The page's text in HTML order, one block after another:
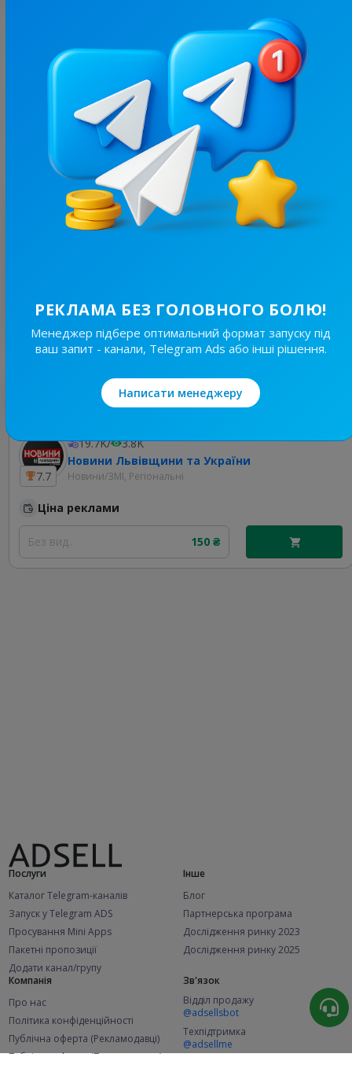
Новини Львівщини та України
Новини/ЗМІ, Регіональні
Ціна реклами
150 ₴
1 / 1 відгук
Показати відповідь власника
Найкращі за темою
7.7
19.7K/
3.8K
Новини Львівщини та України
Новини/ЗМІ, Регіональні
Ціна реклами
Без вид.. 150 ₴
Послуги
Каталог Telegram-каналів
Запуск у Telegram ADS
Просування Mini Apps
Пакетні пропозиції
Додати канал/групу
Інше
Блог
Партнерська програма
Дослідження ринку 2023
Дослідження ринку 2025
Компанія
Про нас
Політика конфіденційності
Публічна оферта (Рекламодавці)
Публічна оферта (Представники)
Зв'язок
Відділ продажу
@adsellsbot
Техпідтримка
@adsellme
РЕКЛАМА БЕЗ ГОЛОВНОГО БОЛЮ!
Менеджер підбере оптимальний формат запуску під
ваш запит - канали, Telegram Ads або інші рішення.
Написати менеджеру